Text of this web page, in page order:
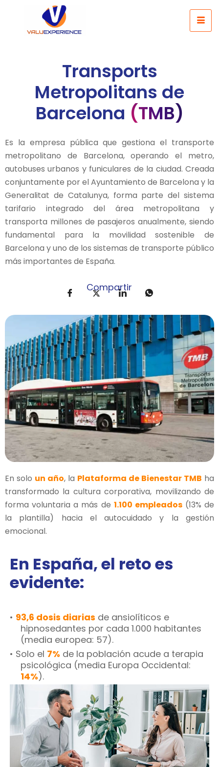
Transports
Metropolitans de
Barcelona (TMB)
Es la empresa pública que gestiona el transporte
metropolitano de Barcelona, operando el metro,
autobuses urbanos y funiculares de la ciudad. Creada
conjuntamente por el Ayuntamiento de Barcelona y la
Generalitat de Catalunya, forma parte del sistema
tarifario integrado del área metropolitana y
transporta millones de pasajeros anualmente, siendo
fundamental para la movilidad sostenible de
Barcelona y uno de los sistemas de transporte público
más importantes de España.
Compartir
En solo un año, la Plataforma de Bienestar TMB ha
transformado la cultura corporativa, movilizando de
forma voluntaria a más de 1.100 empleados(13% de
la plantilla) hacia el autocuidado y la gestión
emocional.
En España, el reto es
evidente:
• 93,6 dosis diarias de ansiolíticos e
hipnosedantes por cada 1.000 habitantes
(media europea: 57).
• Solo el 7% de la población acude a terapia
psicológica (media Europa Occidental:
14%).